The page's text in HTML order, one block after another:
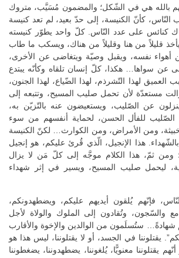
بالله هي في الشّكل؛ والمضمون مُسَيَّب، متروك
النّاس، كأنّ الكنيسة، إلى حدّ بعيد، لم تعد كنيسة
كنائس على عدد النّاس. كلّ واحد يطوّر كنيسته
قليلاً من هنا وقليلاً من هناك، ويسكب ما طاب
نفسه، ويقبل وصيّة ويتغاضى عن الأخرى،
عن سواها… هكذا، كلّ إنسان تلقاه وكأنّه يبتدع
لهذا التّشرذم، لهذا الضّياع، لهذا الجنون،
مستعدّة لأن تحمل صليب المسيح، وتتبعه إلى
عن الصّليب، ويستعيضون عنه بالتّزيّن به،
الصّليب للفأل الحسن، لحماية أنفسهم من سوء
ومن الأمراض، ومن الكوارث… لكنّ الكنيسة
بالشّهداء. هذا الإنجيل، الّذي قُرئ عليكم، هو إنجيل
ومن ثمّ، هذا الكلام موجَّه إلى كلّ مَن لا يزال
ليحمل صليب المسيح، ويسير في إثر شهداء
فإنّهم يُلقون أيديهم عليكم، ويضطهدونكم،
والسّجون، وتُقادون إلى الملوك والولاة لأجل
ستُسلَمون من الوالدين والإخوة والأقارب
يقتلوننا في الجسد، أو لا يقتلوننا، ليس هذا هو
أنّهم يقتلوننا معنويًّا، يُلغوننا، يضطهدوننا، يضغطوننا